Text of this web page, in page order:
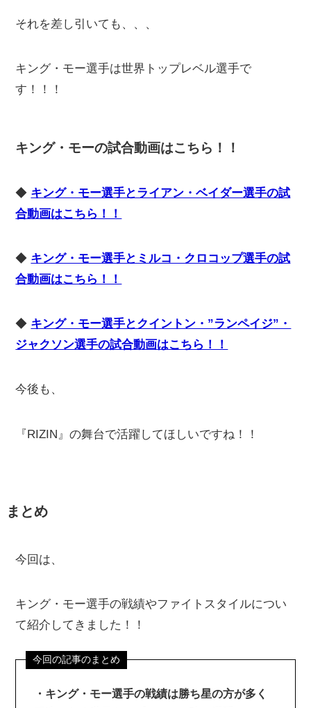
それを差し引いても、、、
キング・モー選手は世界トップレベル選手で
す！！！
キング・モーの試合動画はこちら！！
◆ キング・モー選手とライアン・ベイダー選手の試
合動画はこちら！！
◆ キング・モー選手とミルコ・クロコップ選手の試
合動画はこちら！！
◆ キング・モー選手とクイントン・”ランペイジ”・
ジャクソン選手の試合動画はこちら！！
今後も、
『RIZIN』の舞台で活躍してほしいですね！！
まとめ
今回は、
キング・モー選手の戦績やファイトスタイルについ
て紹介してきました！！
・キング・モー選手の戦績は勝ち星の方が多く